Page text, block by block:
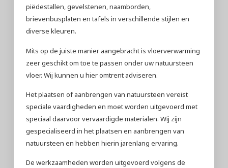
piëdestallen, gevelstenen, naamborden,
brievenbusplaten en tafels in verschillende stijlen en
diverse kleuren.
Mits op de juiste manier aangebracht is vloerverwarming
zeer geschikt om toe te passen onder uw natuursteen
vloer. Wij kunnen u hier omtrent adviseren.
Het plaatsen of aanbrengen van natuursteen vereist
speciale vaardigheden en moet worden uitgevoerd met
speciaal daarvoor vervaardigde materialen. Wij zijn
gespecialiseerd in het plaatsen en aanbrengen van
natuursteen en hebben hierin jarenlang ervaring.
De werkzaamheden worden uitgevoerd volgens de